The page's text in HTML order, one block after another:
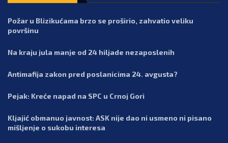
Požar u Blizikućama brzo se proširio, zahvatio veliku
površinu
Na kraju jula manje od 24 hiljade nezaposlenih
Antimafija zakon pred poslanicima 24. avgusta?
Pejak: Kreće napad na SPC u Crnoj Gori
Kljajić obmanuo javnost: ASK nije dao ni usmeno ni pisano
mišljenje o sukobu interesa